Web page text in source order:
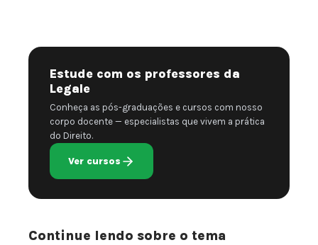
Estude com os professores da
Legale
Conheça as pós-graduações e cursos com nosso
corpo docente — especialistas que vivem a prática
do Direito.
Ver cursos
Continue lendo sobre o tema